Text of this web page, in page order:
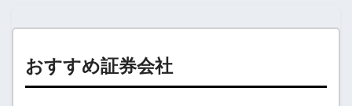
おすすめ証券会社